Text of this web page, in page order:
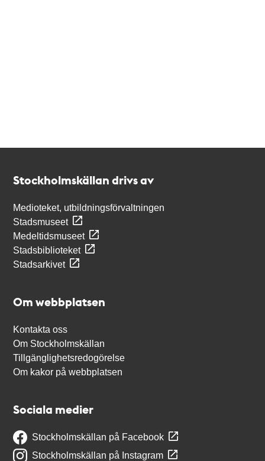
Stockholmskällan drivs av
Medioteket, utbildningsförvaltningen
Stadsmuseet
Medeltidsmuseet
Stadsbiblioteket
Stadsarkivet
Om webbplatsen
Kontakta oss
Om Stockholmskällan
Tillgänglighetsredogörelse
Om kakor på webbplatsen
Sociala medier
Stockholmskällan på Facebook
Stockholmskällan på Instagram